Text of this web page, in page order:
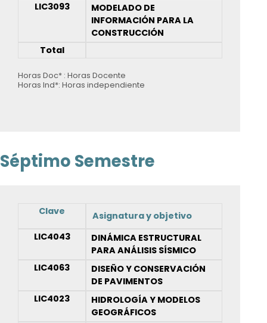
LIC3093
MODELADO DE
INFORMACIÓN PARA LA
CONSTRUCCIÓN
Total
Horas Doc* : Horas Docente
Horas Ind*: Horas independiente
Séptimo Semestre
Clave
Asignatura y objetivo
LIC4043
DINÁMICA ESTRUCTURAL
PARA ANÁLISIS SÍSMICO
LIC4063
DISEÑO Y CONSERVACIÓN
DE PAVIMENTOS
LIC4023
HIDROLOGÍA Y MODELOS
GEOGRÁFICOS